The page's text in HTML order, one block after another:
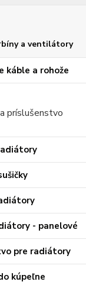
a ventilátory
káble a rohože
príslušenstvo
- panelové
pre radiátory
kúpeľne